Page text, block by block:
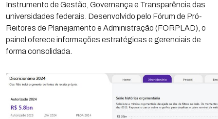
Instrumento de Gestão, Governança e Transparência das
universidades federais. Desenvolvido pelo Fórum de Pró-
Reitores de Planejamento e Administração (FORPLAD), o
painel oferece informações estratégicas e gerenciais de
forma consolidada.